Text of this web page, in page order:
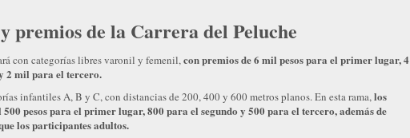
premios de la Carrera del Peluche
con categorías libres varonil y femenil,con premios de 6 mil pesos para el primer lugar, 4
2 mil para el tercero.
infantiles A, B y C, con distancias de 200, 400 y 600 metros planos. En esta rama,los
pesos para el primer lugar, 800 para el segundo y 500 para el tercero, además de
los participantes adultos.